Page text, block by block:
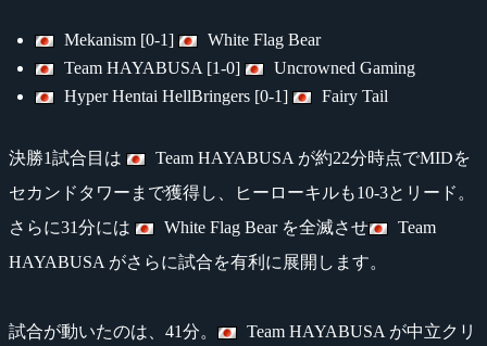
Mekanism [0-1]
White Flag Bear
Team HAYABUSA [1-0]
Uncrowned Gaming
Hyper Hentai HellBringers [0-1]
Fairy Tail
決勝1試合目は
Team HAYABUSA が約22分時点でMIDを
セカンドタワーまで獲得し、ヒーローキルも10-3とリード。
さらに31分には
White Flag Bear を全滅させ
Team
HAYABUSA がさらに試合を有利に展開します。
試合が動いたのは、41分。 Team HAYABUSA が中立クリ